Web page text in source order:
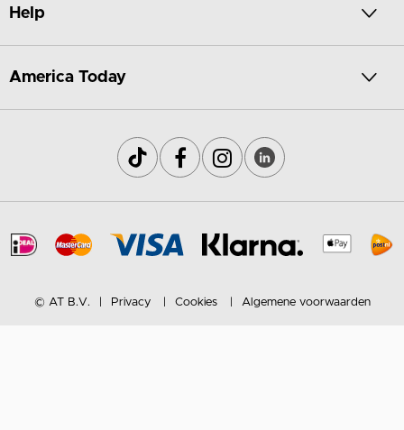
Help
America Today
© AT B.V. Privacy Cookies Algemene voorwaarden